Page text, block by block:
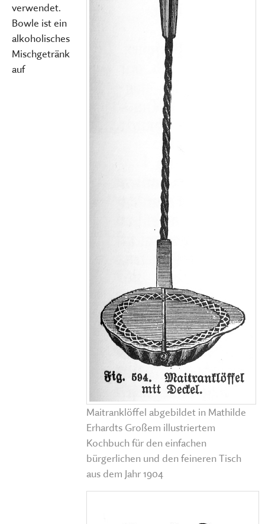
Maitranklöffel abgebildet in Mathilde
Erhardts Großem illustriertem
Kochbuch für den einfachen
bürgerlichen und den feineren Tisch
aus dem Jahr 1904
verwendet.
Bowle ist ein
alkoholisches
Mischgetränk
auf